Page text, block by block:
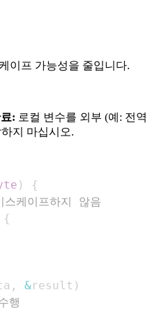
이프 가능성을 줄입니다.
: 로컬 변수를 외부 (예: 전역
지 마십시오.
)
{
케이프하지 않음
{
, &result )
행